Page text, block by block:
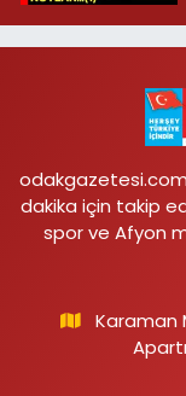
dakika için takip
spor ve Afyon
Karaman